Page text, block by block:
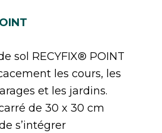
sol RECYFIX® POINT
les cours, les
et les jardins.
de 30 x 30 cm
s’intégrer